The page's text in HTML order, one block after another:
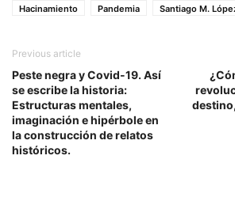
Hacinamiento
Pandemia Santiago M.
Previous article
Peste negra y Covid-19. Así
se escribe la historia:
Estructuras mentales,
imaginación e hipérbole en
la construcción de relatos
históricos.